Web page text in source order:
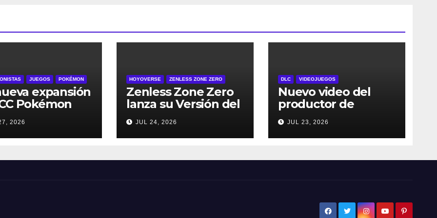
JUEGOS POKÉMON
expansión
Pokémon
Dominador
Cielos, se
el 29 de julio
2026
HOYOVERSE ZENLESS ZONE ZERO
Zenless Zone Zero
lanza su Versión del
2º Aniversario el 29
de julio – con
regalos para todos
nuevos personajes
JUL 24, 2026
DLC VIDEOJUEGOS
Nuevo video del
productor de
DRAGON BALL:
Sparking! ZERO
detalla el Super
DLC
JUL 23, 2026